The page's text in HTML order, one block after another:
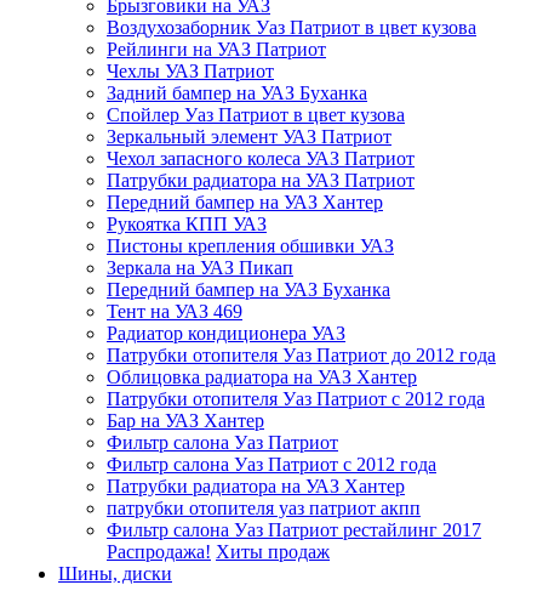
Брызговики на УАЗ
Воздухозаборник Уаз Патриот в цвет кузова
Рейлинги на УАЗ Патриот
Чехлы УАЗ Патриот
Задний бампер на УАЗ Буханка
Спойлер Уаз Патриот в цвет кузова
Зеркальный элемент УАЗ Патриот
Чехол запасного колеса УАЗ Патриот
Патрубки радиатора на УАЗ Патриот
Передний бампер на УАЗ Хантер
Рукоятка КПП УАЗ
Пистоны крепления обшивки УАЗ
Зеркала на УАЗ Пикап
Передний бампер на УАЗ Буханка
Тент на УАЗ 469
Радиатор кондиционера УАЗ
Патрубки отопителя Уаз Патриот до 2012 года
Облицовка радиатора на УАЗ Хантер
Патрубки отопителя Уаз Патриот с 2012 года
Бар на УАЗ Хантер
Фильтр салона Уаз Патриот
Фильтр салона Уаз Патриот с 2012 года
Патрубки радиатора на УАЗ Хантер
патрубки отопителя уаз патриот акпп
Фильтр салона Уаз Патриот рестайлинг 2017
Распродажа! Хиты продаж
Шины, диски